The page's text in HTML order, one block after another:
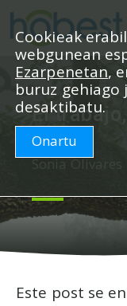
Edukira
salto
egin
El trabajo,
Sonia Olivares
Este post se
Cookieak
webgunean
Ezarpenetan,
buruz gehiago
desaktibatu.
Onartu